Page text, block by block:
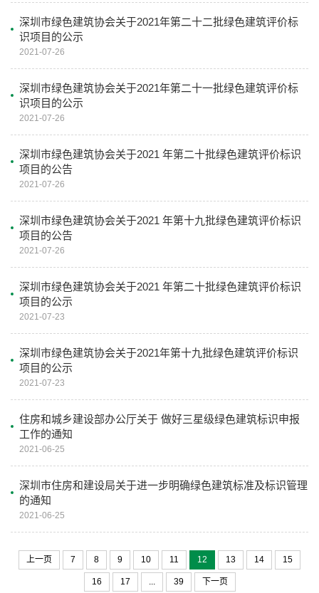
深圳市绿色建筑协会关于2021年第二十二批绿色建筑评价标
识项目的公示
2021-07-26
深圳市绿色建筑协会关于2021年第二十一批绿色建筑评价标
识项目的公示
2021-07-26
深圳市绿色建筑协会关于2021 年第二十批绿色建筑评价标识
项目的公告
2021-07-26
深圳市绿色建筑协会关于2021 年第十九批绿色建筑评价标识
项目的公告
2021-07-26
深圳市绿色建筑协会关于2021 年第二十批绿色建筑评价标识
项目的公示
2021-07-23
深圳市绿色建筑协会关于2021年第十九批绿色建筑评价标识
项目的公示
2021-07-23
住房和城乡建设部办公厅关于 做好三星级绿色建筑标识申报
工作的通知
2021-06-25
深圳市住房和建设局关于进一步明确绿色建筑标准及标识管理
的通知
2021-06-25
上一页 7 8 9 10 11 12 13 14 15
16 17 ... 39 下一页